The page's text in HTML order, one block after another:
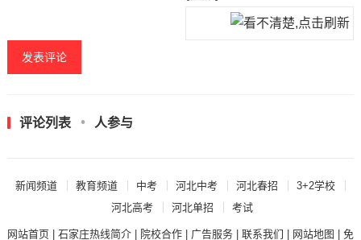
评论列表 人参与
新闻频道 教育频道 中考 河北中考 河北春招
3+2学校
河北高考
河北单招 考试
网站首页| 石家庄热线简介| 院校合作| 广告服务| 联系我们 网站地图 免